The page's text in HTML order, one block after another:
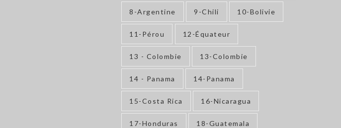
8-Argentine 9-Chili 10-Bolivie
11-Pérou 12-Équateur
13 - Colombie 13-Colombie
14 - Panama 14-Panama
15-Costa Rica 16-Nicaragua
17-Honduras 18-Guatemala